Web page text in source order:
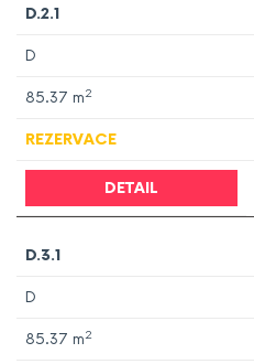
D.2.1
D
85.37 m2
REZERVACE
DETAIL
D.3.1
D
85.37 m2